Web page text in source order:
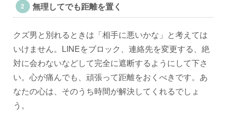
無理してでも距離を置く
クズ男と別れるときは「相手に悪いかな」と考えては
いけません。LINEをブロック、連絡先を変更する、絶
対に会わないなどして完全に遮断するようにして下さ
い。心が痛んでも、頑張って距離をおくべきです。あ
なたの心は、そのうち時間が解決してくれるでしょ
う。